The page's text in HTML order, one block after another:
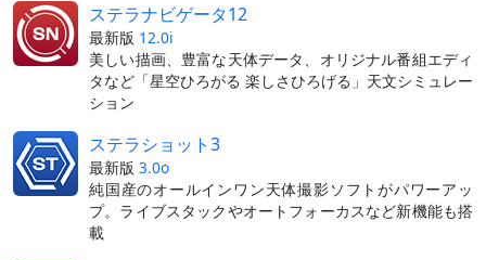
ステラナビゲータ12
最新版 12.0i
美しい描画、豊富な天体データ、オリジナル番組エディ
タなど「星空ひろがる 楽しさひろげる」天文シミュレー
ション
ステラショット3
最新版 3.0o
純国産のオールインワン天体撮影ソフトがパワーアッ
プ。ライブスタックやオートフォーカスなど新機能も搭
載